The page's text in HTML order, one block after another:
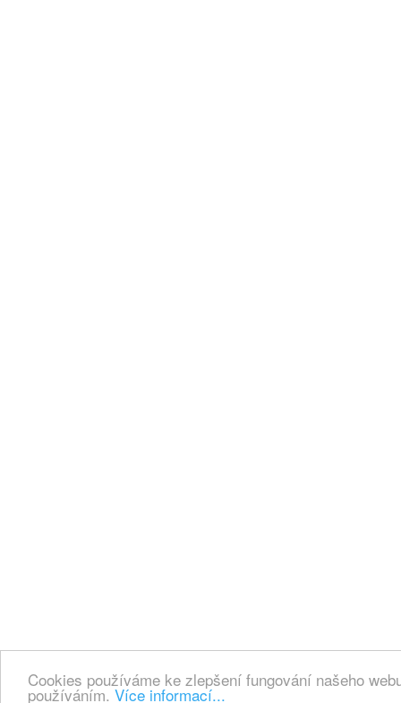
Cookies používáme ke zlepšení fungování našeho
používáním. Více informací...